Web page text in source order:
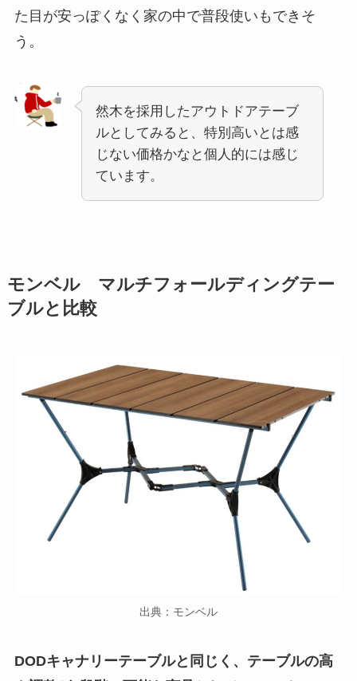
た目が安っぽくなく家の中で普段使いもできそ
う。
然木を採用したアウトドアテーブ
ルとしてみると、特別高いとは感
じない価格かなと個人的には感じ
ています。
モンベル マルチフォールディングテー
ブルと比較
出典：モンベル
DODキャナリーテーブルと同じく、テーブルの高